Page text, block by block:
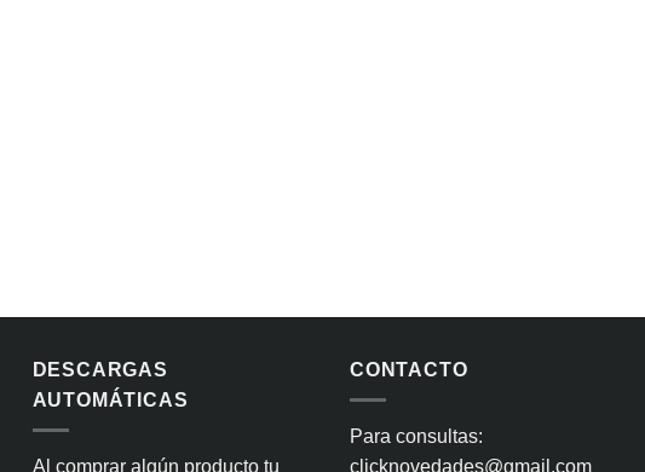
DESCARGAS
AUTOMÁTICAS
Al comprar algún producto tu
CONTACTO
Para consultas:
clicknovedades@gmail.com